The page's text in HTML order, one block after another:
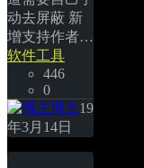
动去屏蔽 新
增支持作者…
软件工具
446
0
博主19
年3月14日